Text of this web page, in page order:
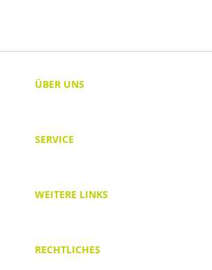
ÜBER UNS
SERVICE
WEITERE LINKS
RECHTLICHES